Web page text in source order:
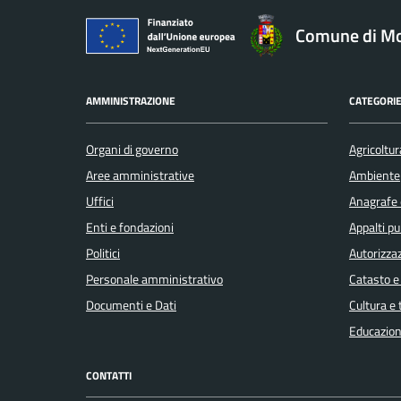
Comune di
AMMINISTRAZIONE
Organi di governo
Aree amministrative
Uffici
Enti e fondazioni
Politici
Personale amministrativo
Documenti e Dati
Ambiente
Appalti
Catasto
Cultura e
CONTATTI